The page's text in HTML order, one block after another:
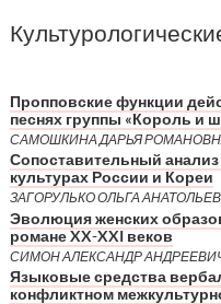
Пропповские функции
песнях группы «Король и
САМОШКИНА ДАРЬЯ
Сопоставительный
культурах России и Кореи
ЗАГОРУЛЬКО ОЛЬГА
Эволюция женских
романе XX-XXI веков
СИМОН АЛЕКСАНДР
Языковые средства
конфликтном